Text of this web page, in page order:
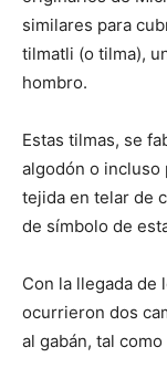
similares para
tilmatli (o tilma),
hombro.
Estas tilmas, se
algodón o incluso
tejida en telar de
de símbolo de
Con la llegada de
ocurrieron dos
al gabán, tal